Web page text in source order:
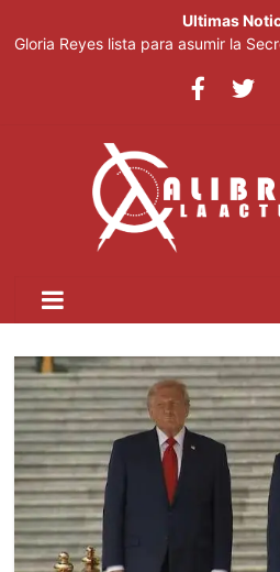
Ultimas
Gloria Reyes lista para asumir la
Efemérides Patrias y el Instituto
Agente de la DIGESETT identifica a
desaparecida tras encontrarla
Banreservas obtiene siete
República Dominicana 2026